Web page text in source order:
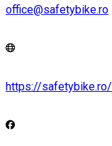
office@safetybike.ro
https://safetybike.ro/